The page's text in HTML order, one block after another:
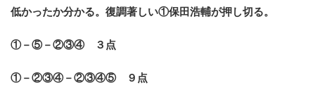
低かったか分かる。復調著しい①保田浩輔が押し切る。
①－⑤－②③④ ３点
①－②③④－②③④⑤ ９点